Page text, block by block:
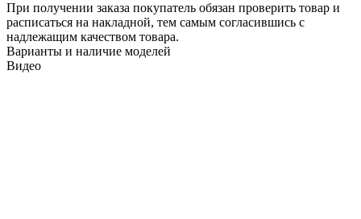
При получении заказа покупатель обязан проверить товар и
расписаться на накладной, тем самым согласившись с
надлежащим качеством товара.
Варианты и наличие моделей
Видео